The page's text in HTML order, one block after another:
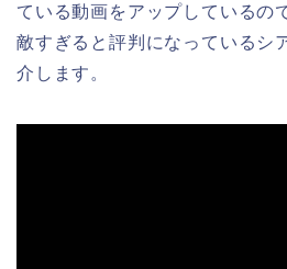
ている動画をアップしているの
敵すぎると評判になっているシ
介します。